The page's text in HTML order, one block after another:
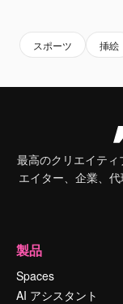
スポーツ 挿絵
最高のクリエイテ
エイター、企業、
製品
Spaces
AI アシスタント